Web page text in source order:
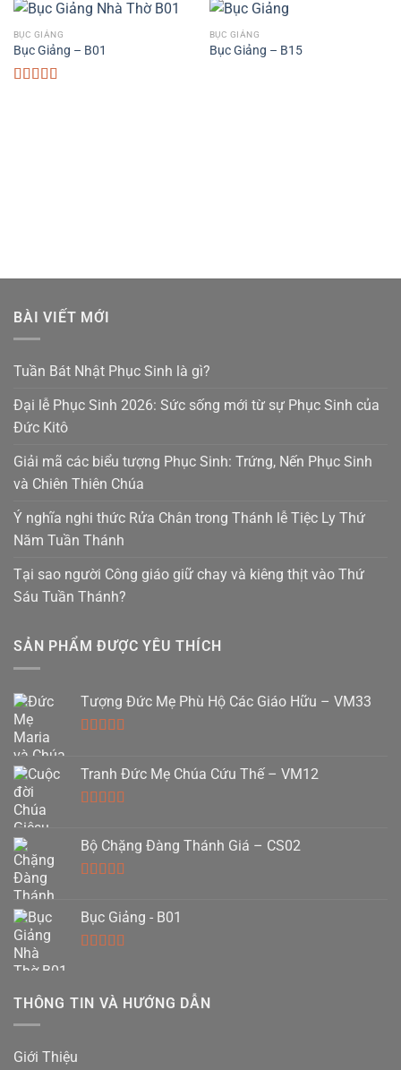
BỤC GIẢNG
Bục Giảng – B01
BỤC GIẢNG
Bục Giảng – B15
BÀI VIẾT MỚI
Tuần Bát Nhật Phục Sinh là gì?
Đại lễ Phục Sinh 2026: Sức sống mới từ sự Phục Sinh của
Đức Kitô
Giải mã các biểu tượng Phục Sinh: Trứng, Nến Phục Sinh
và Chiên Thiên Chúa
Ý nghĩa nghi thức Rửa Chân trong Thánh lễ Tiệc Ly Thứ
Năm Tuần Thánh
Tại sao người Công giáo giữ chay và kiêng thịt vào Thứ
Sáu Tuần Thánh?
SẢN PHẨM ĐƯỢC YÊU THÍCH
Tượng Đức Mẹ Phù Hộ Các Giáo Hữu – VM33
sao
Tranh Đức Mẹ Chúa Cứu Thế – VM12
sao
Bộ Chặng Đàng Thánh Giá – CS02
sao
Bục Giảng - B01
THÔNG TIN VÀ HƯỚNG DẪN
Giới Thiệu